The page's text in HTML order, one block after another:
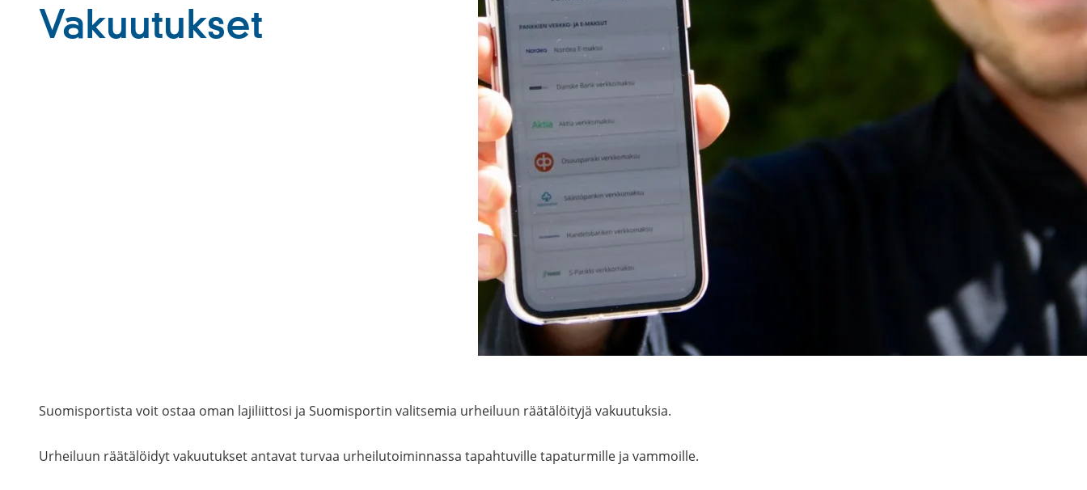
Vakuutukset
Suomisportista voit ostaa oman lajiliittosi ja Suomisportin valitsemia urheiluun räätälöityjä vakuutuksia.
Urheiluun räätälöidyt vakuutukset antavat turvaa urheilutoiminnassa tapahtuville tapaturmille ja vammoille.